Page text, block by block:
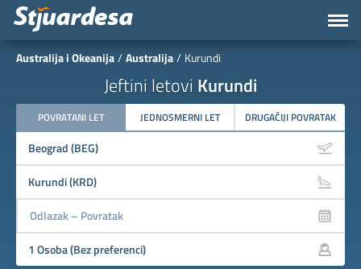
Australija i Okeanija Australija Kurundi
Jeftini letovi Kurundi
POVRATANI LET JEDNOSMERNI LET DRUGAČIJI POVRATAK